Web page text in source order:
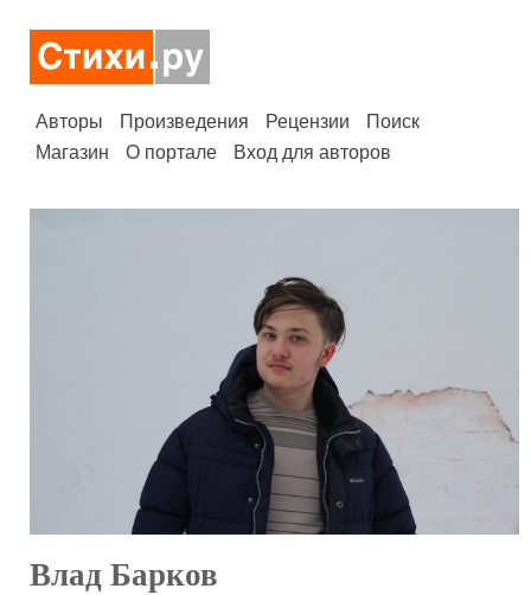
Авторы Произведения Рецензии
Поиск
Магазин
О портале Вход для авторов
Влад Барков